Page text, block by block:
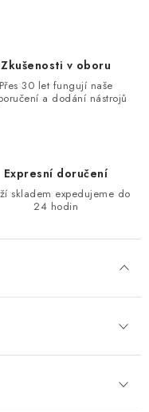
Zkušenosti v oboru
Přes 30 let fungují naše
a dodání nástrojů
Expresní doručení
skladem expedujeme do
24 hodin